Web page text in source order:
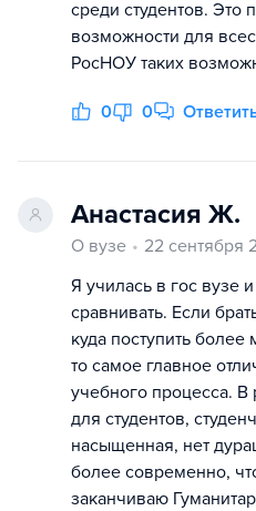
среди студентов. Это
возможности для
РосНОУ таких
0 0
Анастасия Ж.
О вузе
22 сентября
Я училась в гос вузе
сравнивать. Если
куда поступить
то самое главное
учебного процесса. В
для студентов,
насыщенная, нет
более современно,
заканчиваю